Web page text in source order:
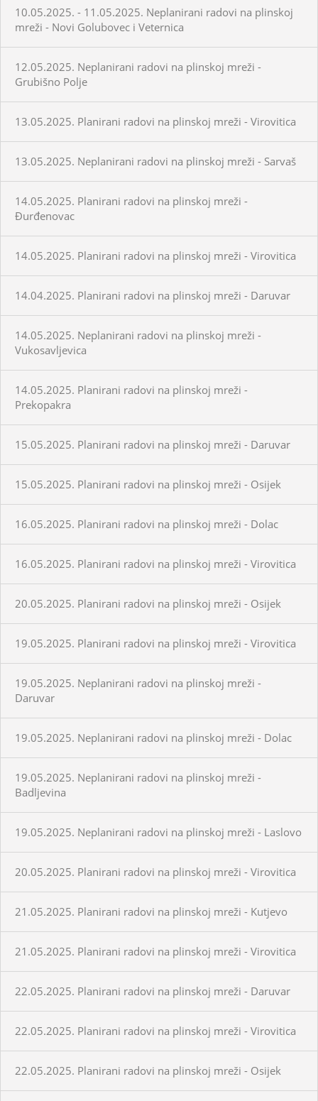
10.05.2025. - 11.05.2025. Neplanirani radovi na plinskoj
mreži - Novi Golubovec i Veternica
12.05.2025. Neplanirani radovi na plinskoj mreži -
Grubišno Polje
13.05.2025. Planirani radovi na plinskoj mreži - Virovitica
13.05.2025. Neplanirani radovi na plinskoj mreži - Sarvaš
14.05.2025. Planirani radovi na plinskoj mreži -
Đurđenovac
14.05.2025. Planirani radovi na plinskoj mreži - Virovitica
14.04.2025. Planirani radovi na plinskoj mreži - Daruvar
14.05.2025. Neplanirani radovi na plinskoj mreži -
Vukosavljevica
14.05.2025. Planirani radovi na plinskoj mreži -
Prekopakra
15.05.2025. Planirani radovi na plinskoj mreži - Daruvar
15.05.2025. Planirani radovi na plinskoj mreži - Osijek
16.05.2025. Planirani radovi na plinskoj mreži - Dolac
16.05.2025. Planirani radovi na plinskoj mreži - Virovitica
20.05.2025. Planirani radovi na plinskoj mreži - Osijek
19.05.2025. Planirani radovi na plinskoj mreži - Virovitica
19.05.2025. Neplanirani radovi na plinskoj mreži -
Daruvar
19.05.2025. Neplanirani radovi na plinskoj mreži - Dolac
19.05.2025. Neplanirani radovi na plinskoj mreži -
Badljevina
19.05.2025. Neplanirani radovi na plinskoj mreži - Laslovo
20.05.2025. Planirani radovi na plinskoj mreži - Virovitica
21.05.2025. Planirani radovi na plinskoj mreži - Kutjevo
21.05.2025. Planirani radovi na plinskoj mreži - Virovitica
22.05.2025. Planirani radovi na plinskoj mreži - Daruvar
22.05.2025. Planirani radovi na plinskoj mreži - Virovitica
22.05.2025. Planirani radovi na plinskoj mreži - Osijek